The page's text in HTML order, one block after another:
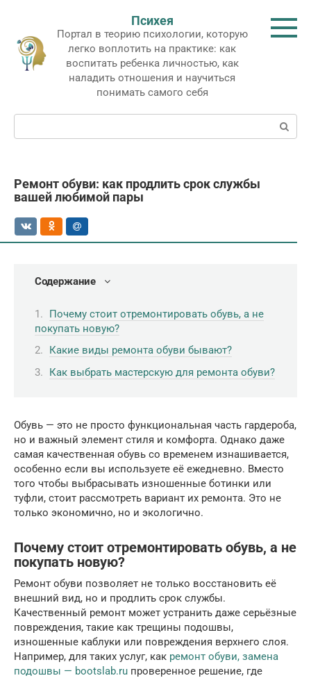
контенту
Психея
Портал в теорию психологии, которую
легко воплотить на практике: как
воспитать ребенка личностью, как
наладить отношения и научиться
понимать самого себя
Поиск:
Ремонт обуви: как продлить срок службы
вашей любимой пары
Содержание
Почему стоит отремонтировать обувь, а не
покупать новую?
Какие виды ремонта обуви бывают?
Как выбрать мастерскую для ремонта обуви?
Обувь — это не просто функциональная часть гардероба,
но и важный элемент стиля и комфорта. Однако даже
самая качественная обувь со временем изнашивается,
особенно если вы используете её ежедневно. Вместо
того чтобы выбрасывать изношенные ботинки или
туфли, стоит рассмотреть вариант их ремонта. Это не
только экономично, но и экологично.
Почему стоит отремонтировать обувь, а не
покупать новую?
Ремонт обуви позволяет не только восстановить её
внешний вид, но и продлить срок службы.
Качественный ремонт может устранить даже серьёзные
повреждения, такие как трещины подошвы,
изношенные каблуки или повреждения верхнего слоя.
Например, для таких услуг, как ремонт обуви, замена
подошвы — bootslab.ru проверенное решение, где